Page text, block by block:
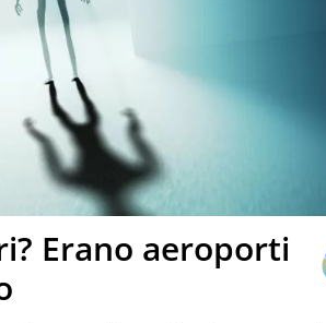
Erano aeroporti